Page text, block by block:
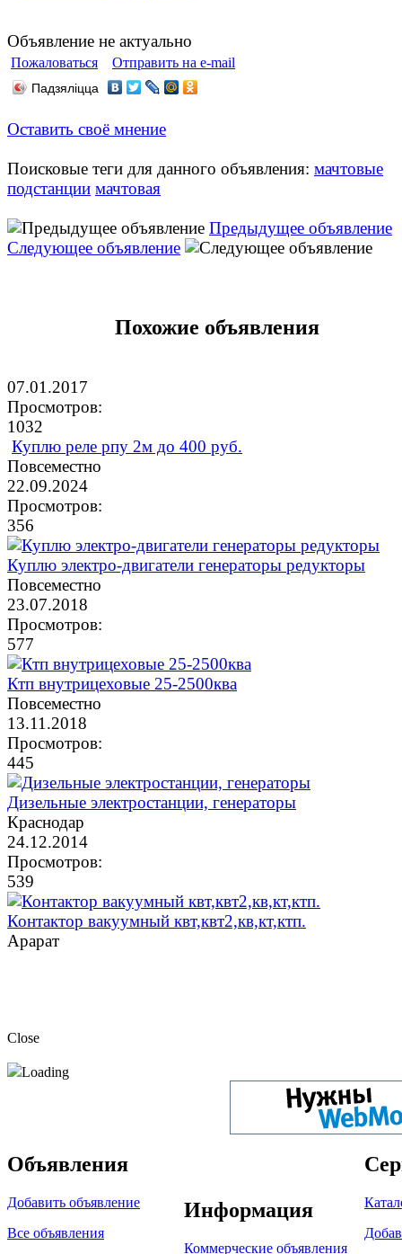
Объявление не актуально
Пожаловаться Отправить на e-mail
Падзяліцца
Оставить своё мнение
Поисковые теги для данного объявления: мачтовые
подстанции мачтовая
Предыдущее объявление
Следующее объявление
Похожие объявления
07.01.2017
Просмотров:
1032
Куплю реле рпу 2м до 400 руб.
Повсеместно
22.09.2024
Просмотров:
356
Куплю электро-двигатели генераторы редукторы
Повсеместно
23.07.2018
Просмотров:
577
Ктп внутрицеховые 25-2500ква
Повсеместно
13.11.2018
Просмотров:
445
Дизельные электростанции, генераторы
Краснодар
24.12.2014
Просмотров:
539
Контактор вакуумный квт,квт2,кв,кт,ктп.
Арарат
Close
Loading
Объявления
Добавить объявление
Все объявления
Информация
Коммерческие объявления